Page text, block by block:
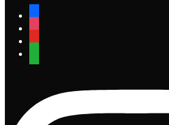
facebook
instagram
youtube